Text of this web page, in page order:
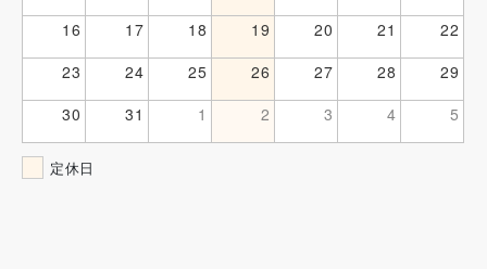
16
17 18 19 20 21
22
23
24 25 26 27 28
29
30
31 1 2 3 4 5
定休日